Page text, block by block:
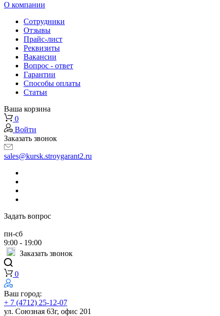
О компании
Сотрудники
Отзывы
Прайс-лист
Реквизиты
Вакансии
Вопрос - ответ
Гарантии
Способы оплаты
Статьи
Ваша корзина
0
Войти
Заказать звонок
sales@kursk.stroygarant2.ru
Задать вопрос
пн-сб
9:00 - 19:00
Заказать звонок
0
Ваш город:
+ 7 (4712) 25-12-07
ул. Союзная 63г, офис 201